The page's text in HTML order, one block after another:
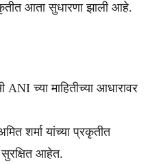
आता सुधारणा झाली आहे.
च्या माहितीच्या आधारावर
शर्मा यांच्या प्रकृतीत
आहेत.